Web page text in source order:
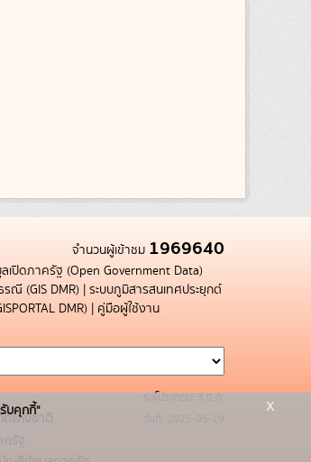
จำนวนผู้เข้าชม 1969640
เปิดภาครัฐ (Open Government Data)
ณี (GIS DMR) | ระบบภูมิสารสนเทศประยุกต์
DMR) | คู่มือผู้ใช้งาน
ติแห่งชาติ
รัฐ
รุ่นโปรแกรม: 3.0.0
วันที่: 2025-05-19
บคุกกี้"
x